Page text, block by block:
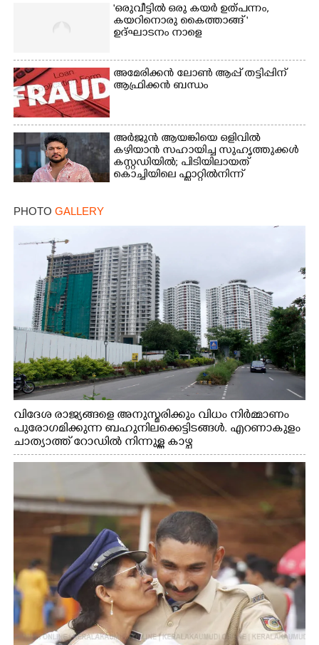
'ഒരുവീട്ടിൽ ഒരു കയർ ഉത്പന്നം,
കയറിനൊരു കൈത്താങ്ങ് '
ഉദ്ഘാടനം നാളെ
അമേരിക്കൻ ലോൺ ആപ്പ് തട്ടിപ്പിന്
ആഫ്രിക്കൻ ബന്ധം
അർജുൻ ആയങ്കിയെ ഒളിവിൽ
കഴിയാൻ സഹായിച്ച സുഹൃത്തുക്കൾ
കസ്റ്റഡിയിൽ; പിടിയിലായത്
കൊച്ചിയിലെ ഫ്ലാറ്റിൽനിന്ന്
PHOTO GALLERY
വിദേശ രാജ്യങ്ങളെ അനുസ്മരിക്കും വിധം നിർമ്മാണം
പുരോഗമിക്കുന്ന ബഹുനിലക്കെട്ടിടങ്ങൾ. എറണാകുളം
ചാത്യാത്ത് റോഡിൽ നിന്നുള്ള കാഴ്ച